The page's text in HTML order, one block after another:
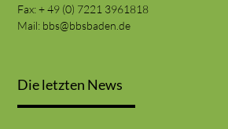
Fax: + 49 (0) 7221 3961818
Mail: bbs@bbsbaden.de
Die letzten News